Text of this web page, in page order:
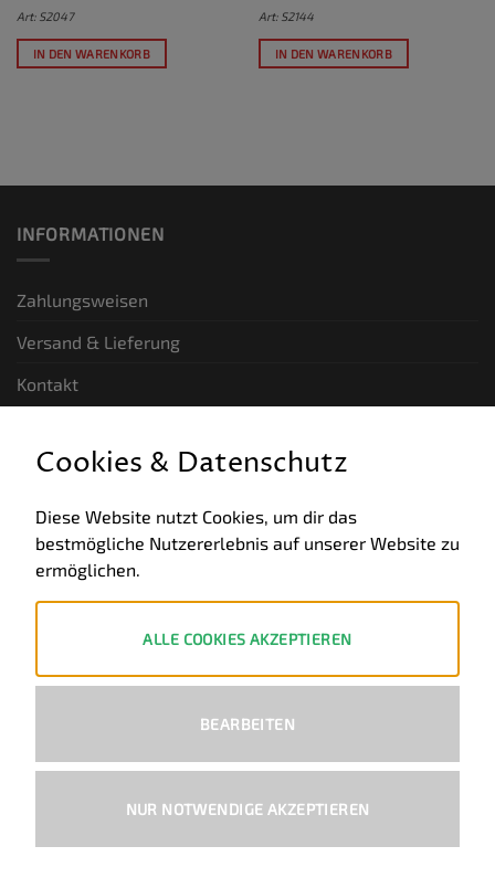
Art: S2047
IN DEN WARENKORB
Art: S2144
IN DEN WARENKORB
INFORMATIONEN
Zahlungsweisen
Versand & Lieferung
Kontakt
Allgemeine Geschäftsbedingungen
Datenschutz
PayPal Visa MasterCard
Bank
Cookies & Datenschutz
Diese Website nutzt Cookies, um dir das
bestmögliche Nutzererlebnis auf unserer Website zu
ermöglichen.
ALLE COOKIES AKZEPTIEREN
BEARBEITEN
NUR NOTWENDIGE AKZEPTIEREN